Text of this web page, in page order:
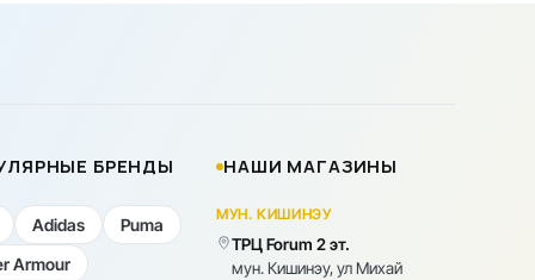
БРЕНДЫ
Adidas
Puma
Armour
НАШИ МАГАЗИНЫ
МУН. КИШИНЭУ
ТРЦ Forum 2 эт.
мун. Кишинэу, ул Михай